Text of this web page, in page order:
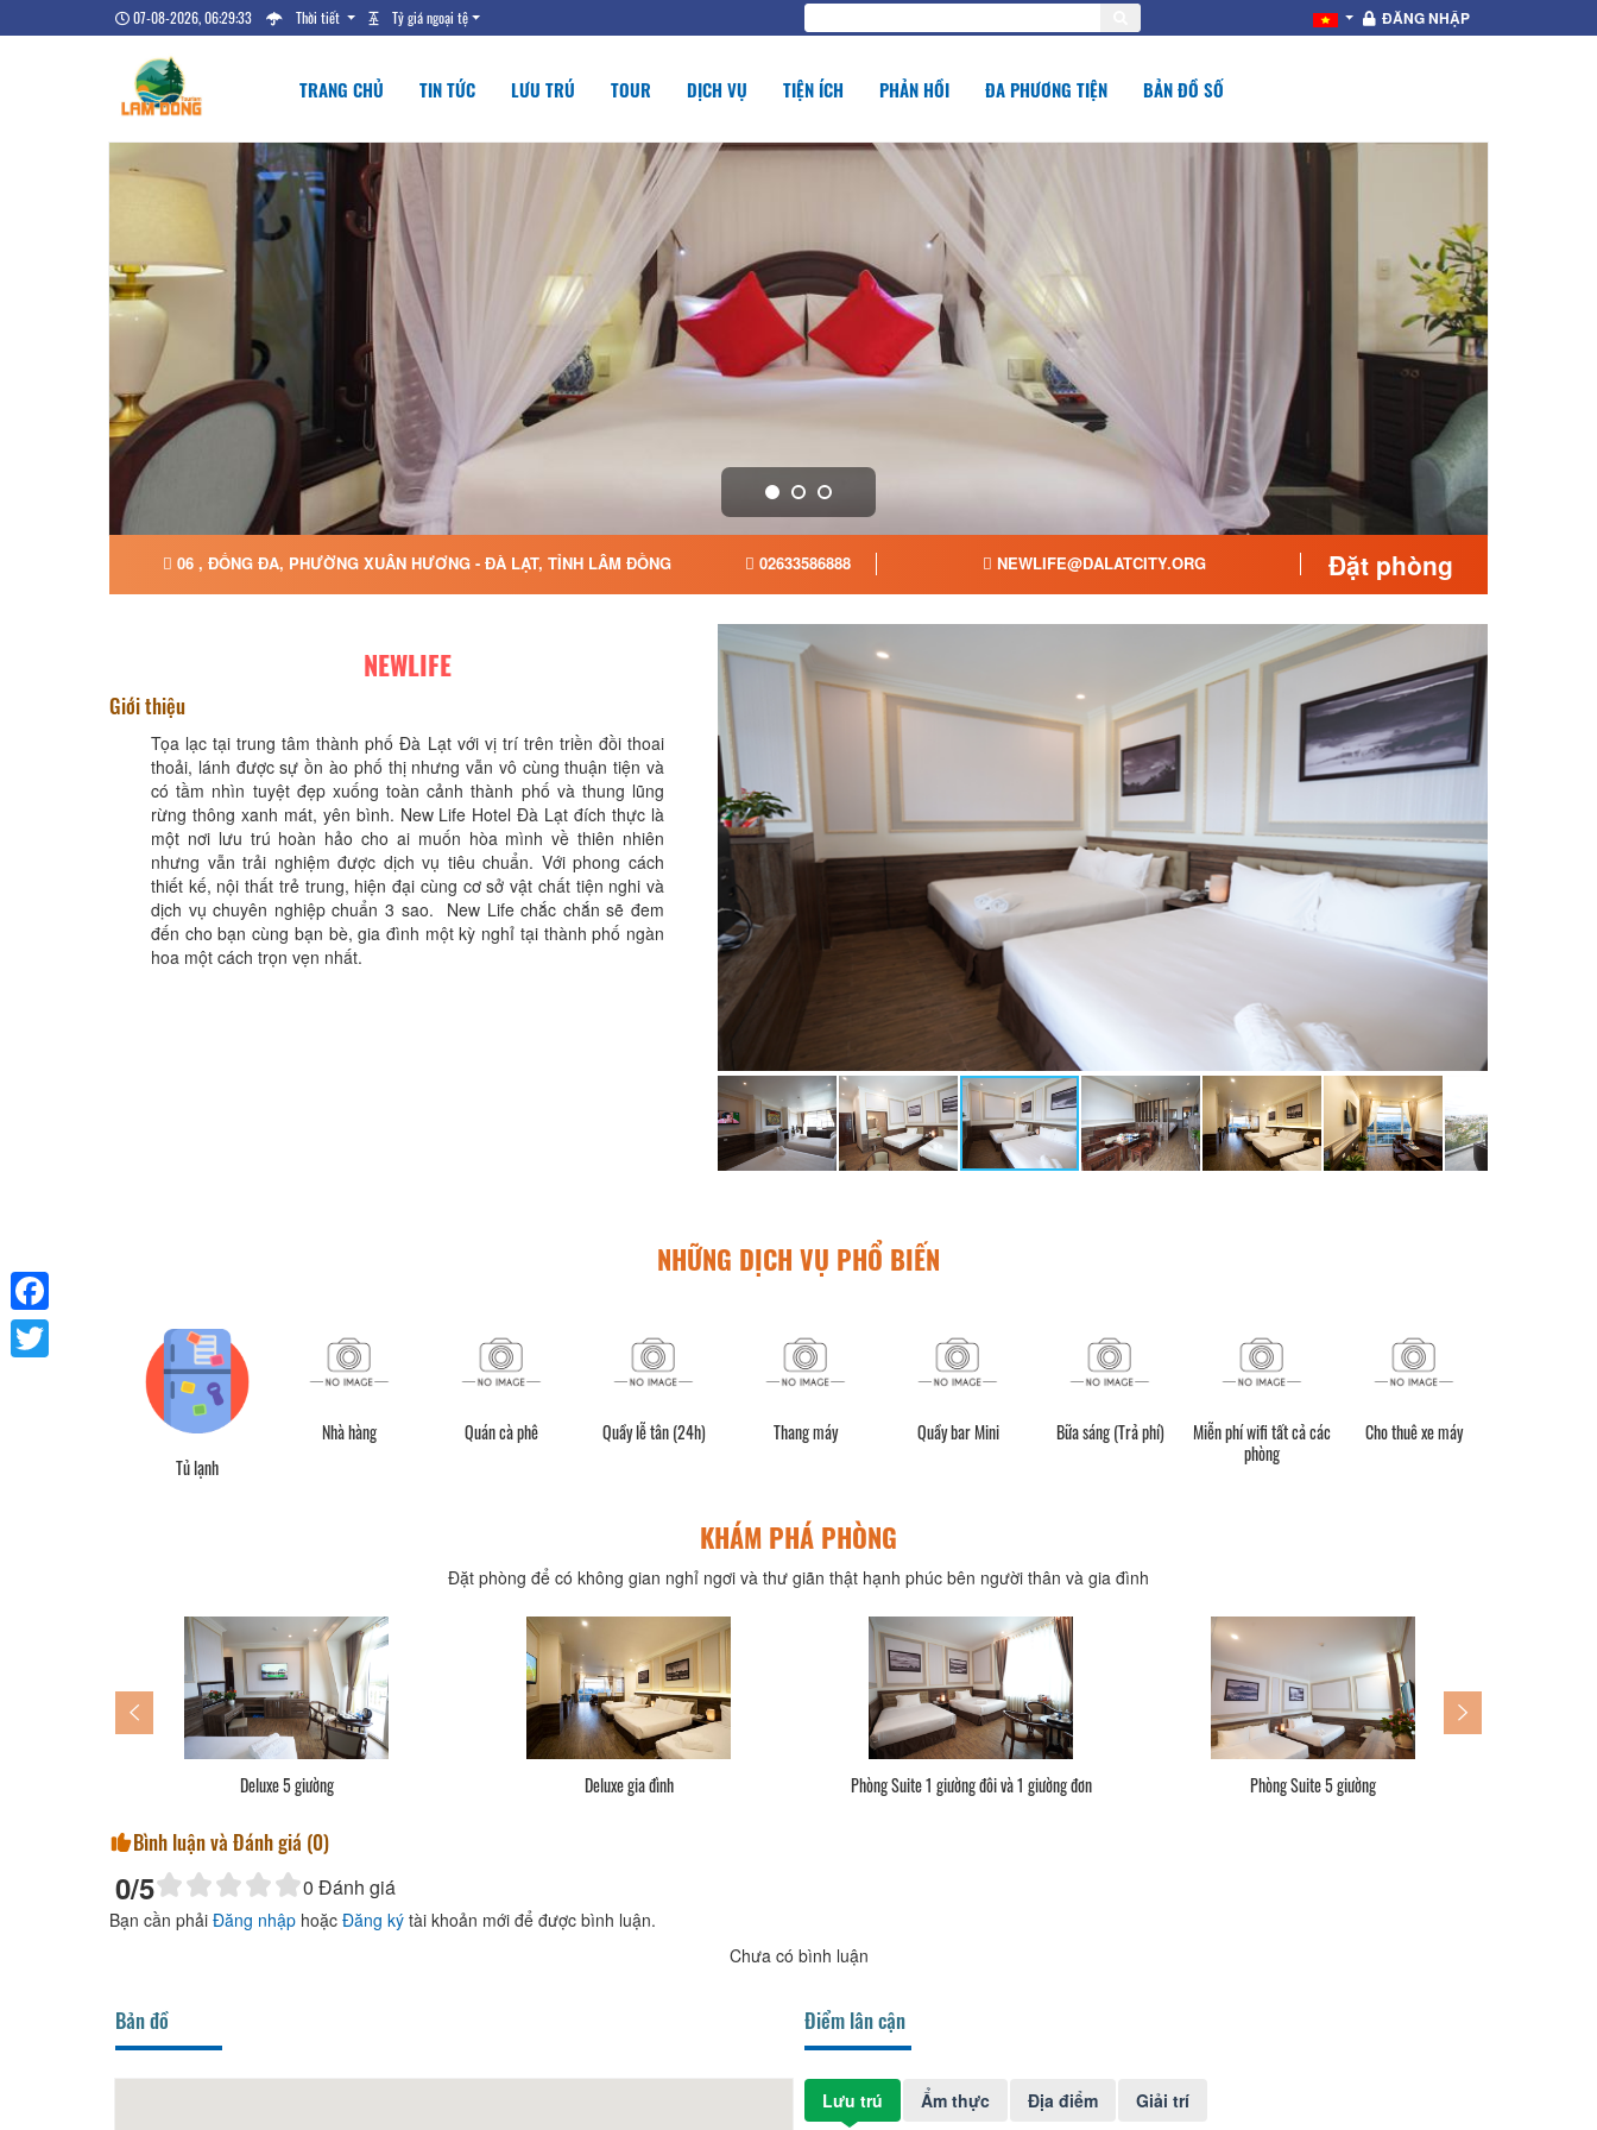
07-08-2026, 06:29:34 Thời tiết Tỷ giá ngoại tệ ĐĂNG NHẬP
TRANG CHỦ TIN TỨC LƯU TRÚ TOUR DỊCH VỤ TIỆN ÍCH PHẢN HỒI ĐA PHƯƠNG TIỆN BẢN ĐỒ SỐ
06 , ĐỐNG ĐA, PHƯỜNG XUÂN HƯƠNG - ĐÀ LẠT, TỈNH LÂM ĐỒNG 02633586888 NEWLIFE@DALATCITY.ORG Đặt phòng
NEWLIFE
Giới thiệu
Tọa lạc tại trung tâm thành phố Đà Lạt với vị trí trên triền đồi thoai
thoải, lánh được sự ồn ào phố thị nhưng vẫn vô cùng thuận tiện và
có tầm nhìn tuyệt đẹp xuống toàn cảnh thành phố và thung lũng
rừng thông xanh mát, yên bình. New Life Hotel Đà Lạt đích thực là
một nơi lưu trú hoàn hảo cho ai muốn hòa mình về thiên nhiên
nhưng vẫn trải nghiệm được dịch vụ tiêu chuẩn. Với phong cách
thiết kế, nội thất trẻ trung, hiện đại cùng cơ sở vật chất tiện nghi và
dịch vụ chuyên nghiệp chuẩn 3 sao. New Life chắc chắn sẽ đem
đến cho bạn cùng bạn bè, gia đình một kỳ nghỉ tại thành phố ngàn
hoa một cách trọn vẹn nhất.
NHỮNG DỊCH VỤ PHỔ BIẾN
Tủ lạnh
Nhà hàng Quán cà phê Quầy lễ tân (24h) Thang máy Quầy bar Mini Bữa sáng (Trả phí)
Miễn phí wifi tất cả các
phòng
Cho thuê xe máy
KHÁM PHÁ PHÒNG
Đặt phòng để có không gian nghỉ ngơi và thư giãn thật hạnh phúc bên người thân và gia đình
Deluxe gia đình Phòng Suite 1 giường đôi và 1 giường đơn Phòng Suite 5 giường Phòng Suite 1 giường đôi hoặc 2 giường đơn
Bình luận và Đánh giá (0)
0/5 0 Đánh giá
Bạn cần phải Đăng nhập hoặc Đăng ký tài khoản mới để được bình luận.
Chưa có bình luận
Bản đồ Điểm lân cận
Lưu trú Ẩm thực Địa điểm Giải trí
Facebook